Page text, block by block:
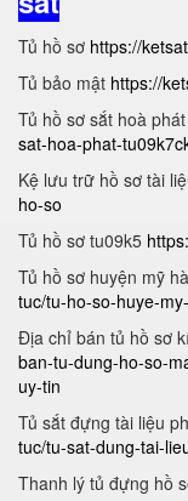
Tủ hồ sơ https://
Tủ bảo mật https://
Tủ hồ sơ sắt hoà phát
sat-hoa-phat-
Kệ lưu trữ hồ sơ tài
ho-so
Tủ hồ sơ tu09k5
Tủ hồ sơ huyện mỹ
tuc/tu-ho-so-huye-
Địa chỉ bán tủ hồ sơ
ban-tu-dung-ho-so-
uy-tin
Tủ sắt đựng tài liệu
tuc/tu-sat-dung-tai-
Thanh lý tủ đựng hồ